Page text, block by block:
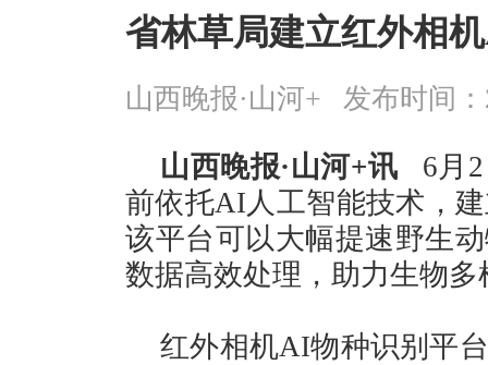
省林草局建立红外相
山西晚报·山河+ 发布时间：
山西晚报·山河+讯
6月
前依托AI人工智能技术，
该平台可以大幅提速野生
数据高效处理，助力生物多
红外相机AI物种识别平